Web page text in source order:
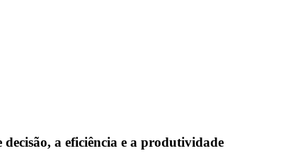
a eficiência e a produtividade